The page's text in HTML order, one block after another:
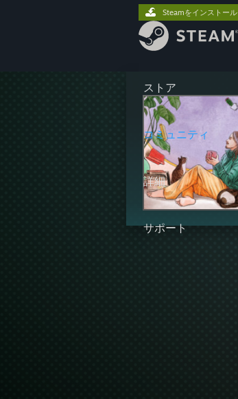
ストア
コミュニティ
詳細
サポート
Steamをインストール